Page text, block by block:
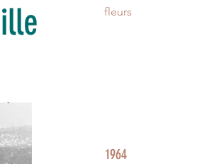
fleurs
1964